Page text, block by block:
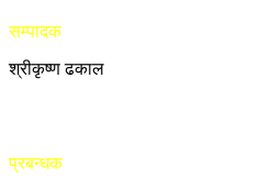
सम्पादक
श्रीकृष्ण ढकाल
प्रबन्धक